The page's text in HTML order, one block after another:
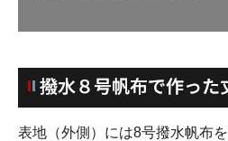
表地（外側）には8号撥水帆布